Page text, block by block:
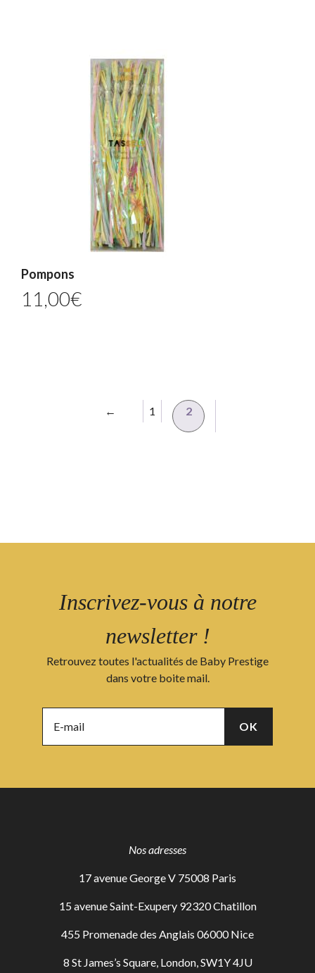
Pompons
11,00€
← 1 2
Inscrivez-vous à notre
newsletter !
Retrouvez toutes l'actualités de Baby Prestige
dans votre boite mail.
Nos adresses
17 avenue George V 75008 Paris
15 avenue Saint-Exupery 92320 Chatillon
455 Promenade des Anglais 06000 Nice
8 St James’s Square, London, SW1Y 4JU